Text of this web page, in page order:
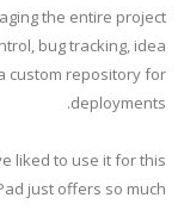
the entire project
bug tracking, idea
custom repository for
deployments.
liked to use it for this
just offers so much ...